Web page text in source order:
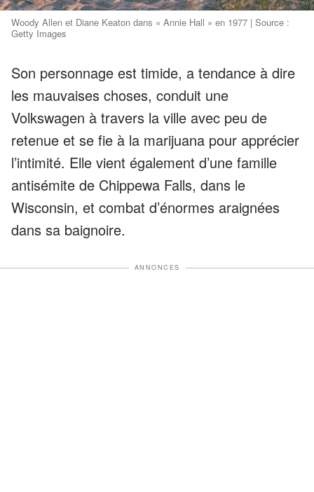
Woody Allen et Diane Keaton dans « Annie Hall » en 1977 | Source :
Getty Images
Son personnage est timide, a tendance à dire
les mauvaises choses, conduit une
Volkswagen à travers la ville avec peu de
retenue et se fie à la marijuana pour apprécier
l’intimité. Elle vient également d’une famille
antisémite de Chippewa Falls, dans le
Wisconsin, et combat d’énormes araignées
dans sa baignoire.
ANNONCES